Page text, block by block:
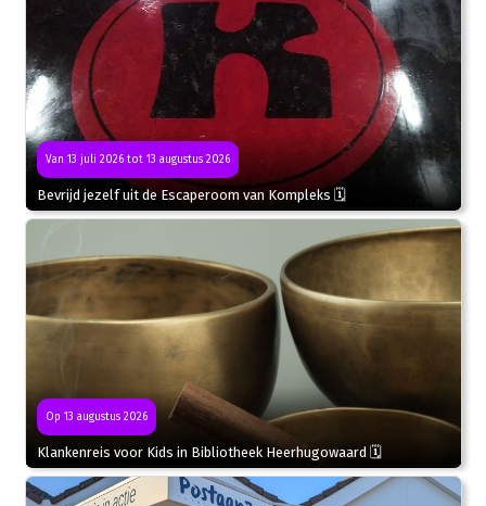
Van 13 juli 2026 tot 13 augustus 2026
Bevrijd jezelf uit de Escaperoom van Kompleks 🗓
Op 13 augustus 2026
Klankenreis voor Kids in Bibliotheek Heerhugowaard 🗓